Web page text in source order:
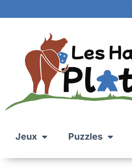
Jeux Puzzles